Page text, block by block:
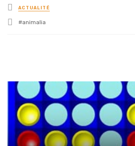
Posted
in
ACTUALITÉ
Tagged
animalia